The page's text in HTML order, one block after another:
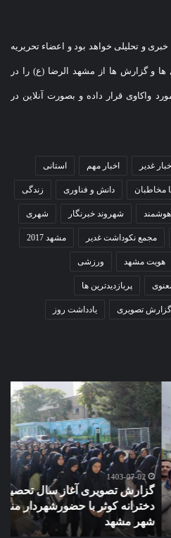
و تحلیلی خواهد بود و اعضاء تحریریه
ها و گزارش ها از مشهد الرضا (ع) را در
واکاوی قرار داده و بصورت آنلاین در
غدیر اخبار مهم استانی
مخاطبان دانش و فناوری زندگی
شهروند خبرنگار شهری
مجمع نکوداشت غدیر مشهد 2017
هویت مشهد ورزشی
پربازدیدترین ها
گزارش تصویری یادداشت روز
دبیرستان نمونه دولتی
منطقه یک و نایب رئیس شورای